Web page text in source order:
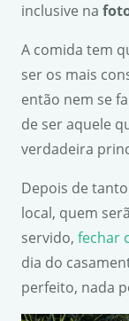
inclusive na
A comida tem
ser os mais
então nem se
de ser aquele
verdadeira
Depois de
local, quem
servido, fechar
dia do
perfeito, nada